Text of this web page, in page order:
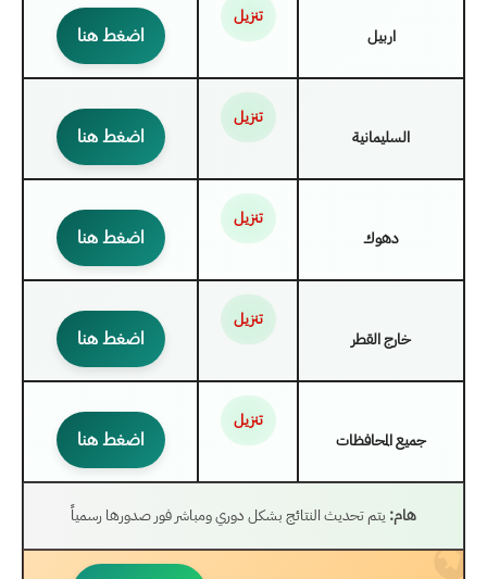
اربيل
تنزيل
اضغط هنا
السليمانية
تنزيل
اضغط هنا
دهوك
تنزيل
اضغط هنا
خارج القطر
تنزيل
اضغط هنا
جميع المحافظات
تنزيل
اضغط هنا
هام: يتم تحديث النتائج بشكل دوري ومباشر فور صدورها رسمياً